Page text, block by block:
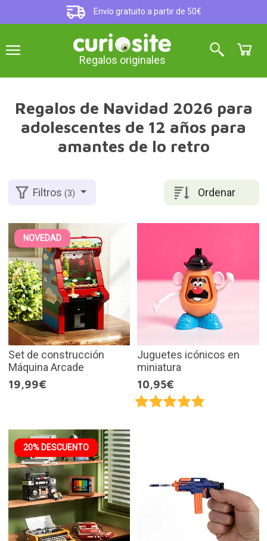
Envío gratuito a partir de 50€
Regalos originales
Regalos de Navidad 2026 para
adolescentes de 12 años para
amantes de lo retro
Ordenar
Filtros(3)
NOVEDAD
Set de construcción
Máquina Arcade
19,99€
Juguetes icónicos en
miniatura
10,95€
20% DESCUENTO